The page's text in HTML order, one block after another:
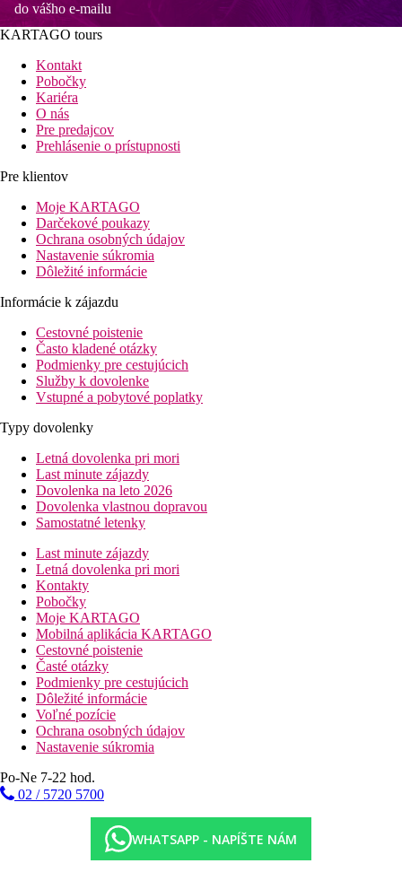
do vášho e-mailu
KARTAGO tours
Kontakt
Pobočky
Kariéra
O nás
Pre predajcov
Prehlásenie o prístupnosti
Pre klientov
Moje KARTAGO
Darčekové poukazy
Ochrana osobných údajov
Nastavenie súkromia
Dôležité informácie
Informácie k zájazdu
Cestovné poistenie
Často kladené otázky
Podmienky pre cestujúcich
Služby k dovolenke
Vstupné a pobytové poplatky
Typy dovolenky
Letná dovolenka pri mori
Last minute zájazdy
Dovolenka na leto 2026
Dovolenka vlastnou dopravou
Samostatné letenky
Last minute zájazdy
Letná dovolenka pri mori
Kontakty
Pobočky
Moje KARTAGO
Mobilná aplikácia KARTAGO
Cestovné poistenie
Časté otázky
Podmienky pre cestujúcich
Dôležité informácie
Voľné pozície
Ochrana osobných údajov
Nastavenie súkromia
Po-Ne 7-22 hod.
02 / 5720 5700
WHATSAPP - NAPÍŠTE NÁM